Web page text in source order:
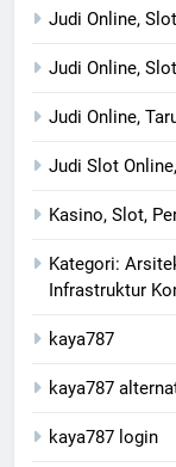
Judi Online,
Judi Online,
Judi Online,
Judi Slot
Kasino, Slot,
Kategori:
Infrastruktur
kaya787
kaya787
kaya787 login